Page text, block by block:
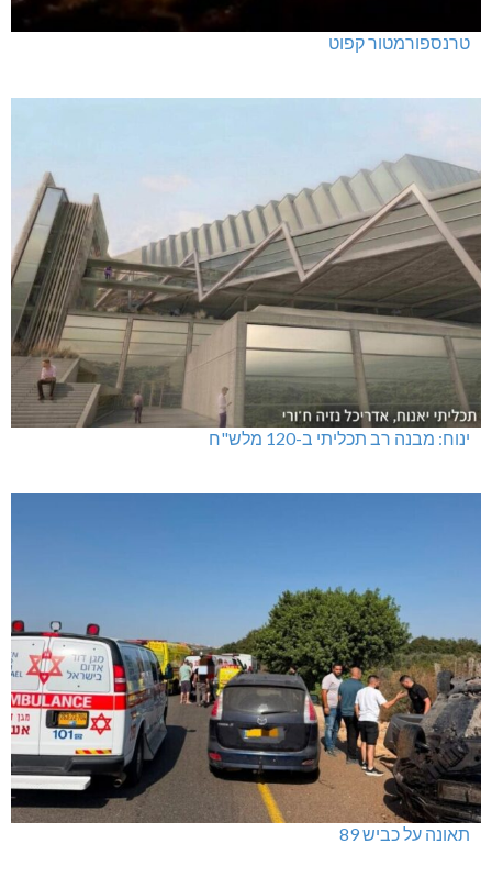
טרנספורמטור קפוט
ינוח: מבנה רב תכליתי ב-120 מלש"ח
תאונה על כביש 89